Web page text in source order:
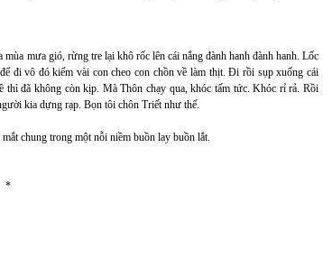
mưa gió, rừng tre lại khô rốc lên cái nắng đành hanh đành hanh. Lốc
đi vô đó kiếm vài con cheo con chồn về làm thịt. Đi rồi sụp xuống cái
thì đã không còn kịp. Mà Thôn chạy qua, khóc tấm tức. Khóc rỉ rả. Rồi
kia dựng rạp. Bọn tôi chôn Triết như thế.
chung trong một nỗi niềm buồn lay buồn lắt.
*